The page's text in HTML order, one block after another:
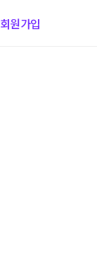
회원가입